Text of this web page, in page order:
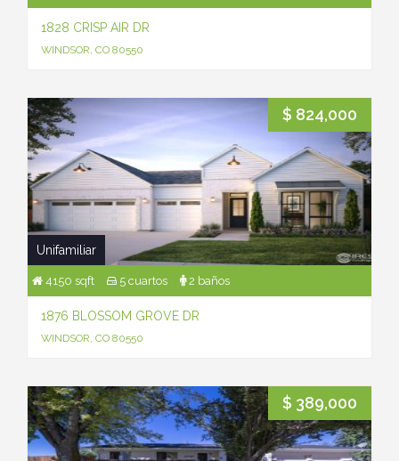
1828 CRISP AIR DR
WINDSOR, CO 80550
$ 824,000
Unifamiliar
4150 sqft 5 cuartos 2 baños
1876 BLOSSOM GROVE DR
WINDSOR, CO 80550
$ 389,000